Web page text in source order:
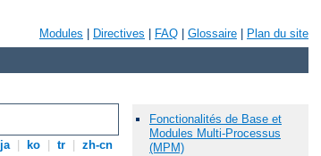
Modules Directives FAQ Glossaire Plan du site
ja ko tr zh-cn
Fonctionalités de Base et
Modules Multi-Processus
(MPM)